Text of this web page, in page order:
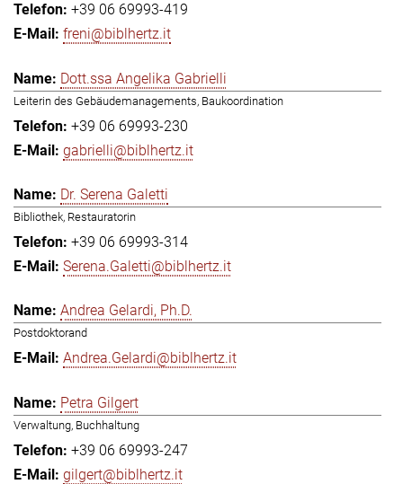
+39 06 69993-419
freni@biblhertz.it
Dott.ssa Angelika Gabrielli
Leiterin des Gebäudemanagements, Baukoordination
+39 06 69993-230
gabrielli@biblhertz.it
Dr. Serena Galetti
Bibliothek, Restauratorin
+39 06 69993-314
Serena.Galetti@biblhertz.it
Andrea Gelardi, Ph.D.
Postdoktorand
Andrea.Gelardi@biblhertz.it
Petra Gilgert
Verwaltung, Buchhaltung
+39 06 69993-247
gilgert@biblhertz.it